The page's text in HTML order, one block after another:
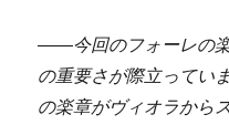
――今回のフォーレの
の重要さが際立ってい
の楽章がヴィオラから